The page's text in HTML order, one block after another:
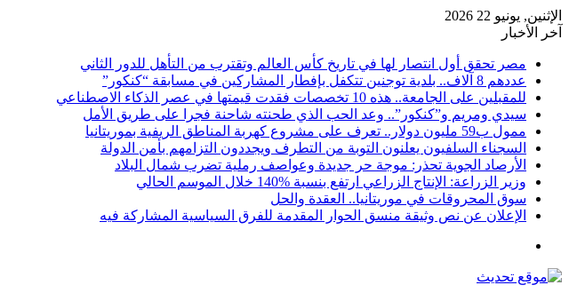
الإثنين, يونيو 22 2026
آخر الأخبار
مصر تحقق أول انتصار لها في تاريخ كأس العالم وتقترب من التأهل للدور الثاني
عددهم 8 آلاف.. بلدية توجنين تتكفل بإفطار المشاركين في مسابقة “كنكور”
للمقبلين على الجامعة.. هذه 10 تخصصات فقدت قيمتها في عصر الذكاء الاصطناعي
سيدي ومريم و”كنكور”.. وعد الحب الذي طحنته شاحنة فجرا على طريق الأمل
ممول ب59 مليون دولار.. تعرف على مشروع كهربة المناطق الريفية بموريتانيا
السجناء السلفيون يعلنون التوبة من التطرف ويجددون التزامهم بأمن الدولة
الأرصاد الجوية تحذر: موجة حر جديدة وعواصف رملية تضرب شمال البلاد
وزير الزراعة: الإنتاج الزراعي ارتفع بنسبة 140‎%‎ خلال الموسم الحالي
سوق المحروقات في موريتانيا.. العقدة والحل
الإعلان عن نص وثيقة منسق الحوار المقدمة للفرق السياسية المشاركة فيه